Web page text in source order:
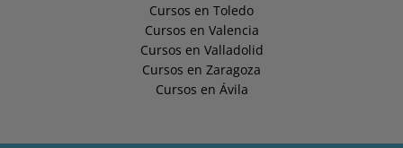
Cursos en Toledo
Cursos en Valencia
Cursos en Valladolid
Cursos en Zaragoza
Cursos en Ávila